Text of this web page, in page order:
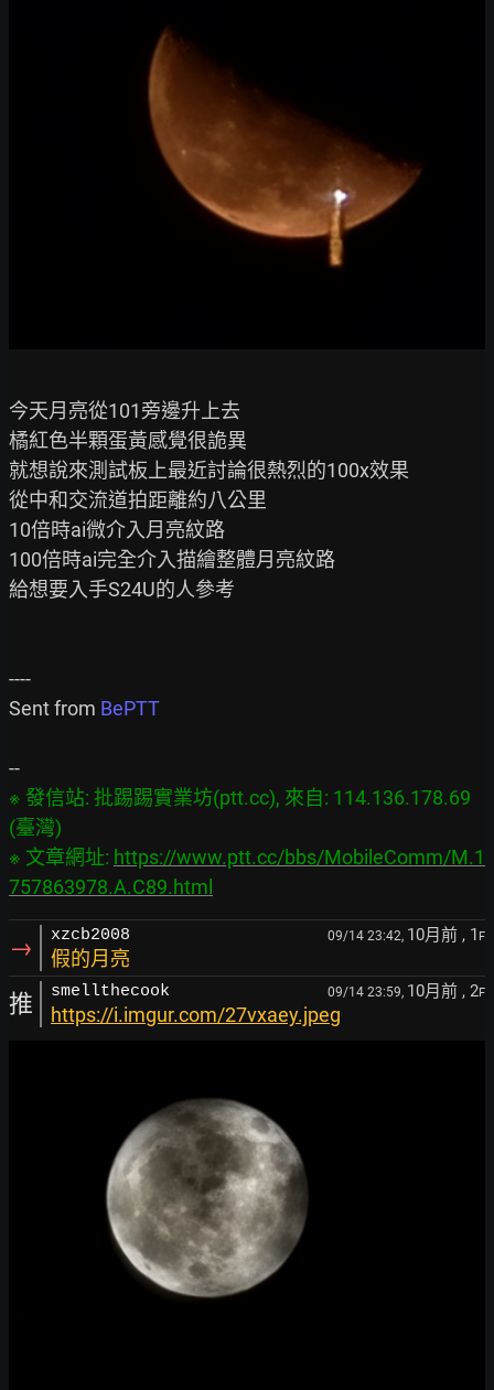
今天月亮從101旁邊升上去
橘紅色半顆蛋黃感覺很詭異
就想說來測試板上最近討論很熱烈的100x效果
從中和交流道拍距離約八公里
10倍時ai微介入月亮紋路
100倍時ai完全介入描繪整體月亮紋路
給想要入手S24U的人參考
----
Sent from BePTT
※ 發信站: 批踢踢實業坊(ptt.cc), 來自: 114.136.178.69
(臺灣)
※ 文章網址: https://www.ptt.cc/bbs/MobileComm/M.1
757863978.A.C89.html
→ xzcb2008 09/14 23:42, 10月前 , 1 F
假的月亮
推 smellthecook 09/14 23:59, 10月前 , 2F
https://i.imgur.com/27vxaey.jpeg